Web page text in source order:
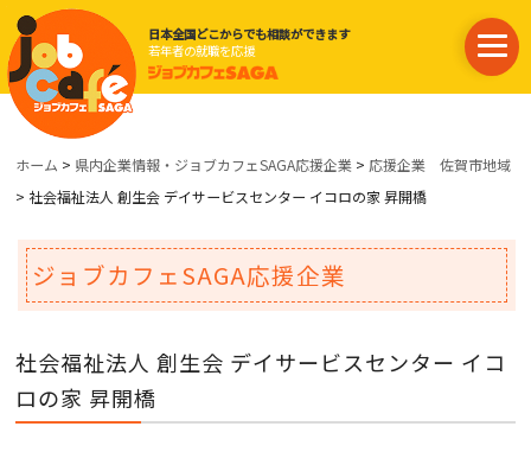
日本全国どこからでも相談ができます
若年者の就職を応援
ホーム > 県内企業情報・ジョブカフェSAGA応援企業 > 応援企業 佐賀市地域
> 社会福祉法人 創生会 デイサービスセンター イコロの家 昇開橋
ジョブカフェSAGA応援企業
社会福祉法人 創生会 デイサービスセンター イコ
ロの家 昇開橋